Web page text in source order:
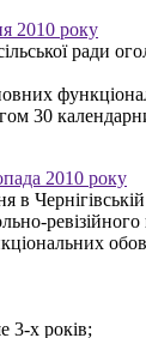
2010 року
ради
30
2010 року
в
3-х років;